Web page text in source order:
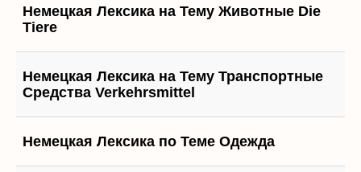
Немецкая Лексика на Тему Животные Die
Tiere
Немецкая Лексика на Тему Транспортные
Средства Verkehrsmittel
Немецкая Лексика по Теме Одежда